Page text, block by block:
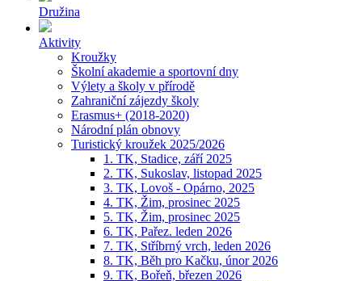
Družina
Aktivity
Kroužky
Školní akademie a sportovní dny
Výlety a školy v přírodě
Zahraniční zájezdy školy
Erasmus+ (2018-2020)
Národní plán obnovy
Turistický kroužek 2025/2026
1. TK, Stadice, září 2025
2. TK, Sukoslav, listopad 2025
3. TK, Lovoš - Opárno, 2025
4. TK, Žim, prosinec 2025
5. TK, Žim, prosinec 2025
6. TK, Pařez. leden 2026
7. TK, Stříbrný vrch, leden 2026
8. TK, Běh pro Kačku, únor 2026
9. TK, Bořeň, březen 2026